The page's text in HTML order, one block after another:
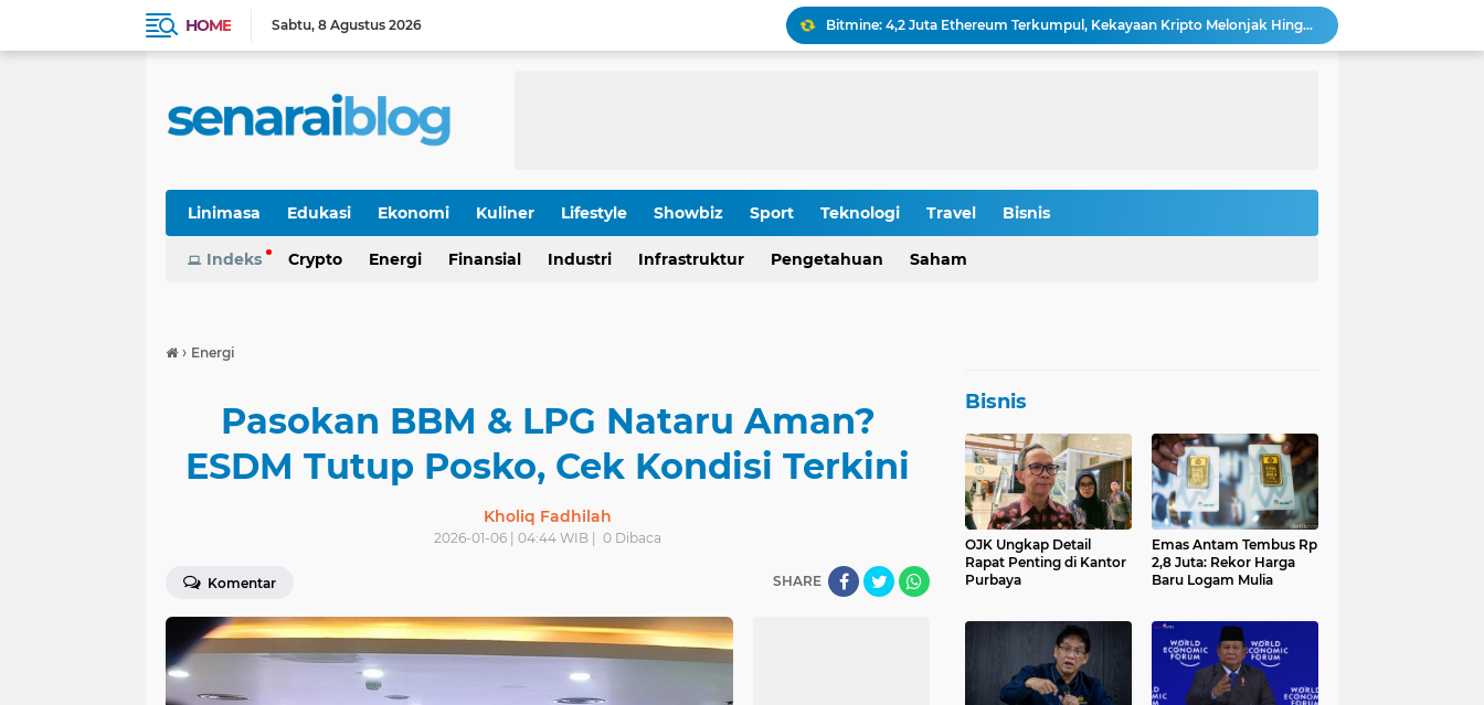
HOME Sabtu 8 Agustus 2026
Bitmine: 4,2 Juta Ethereum Terkumpul, Kekayaan Kripto Melonjak Hingga $14,5 Miliar
Keamanan Produksi Blok Rokan Diperketat Pasca Insiden Pipa Gas
OJK Ungkap Detail Rapat Penting di Kantor Purbaya
Rp 196,9 Triliun: Proyeksi Penerbitan Obligasi Korporasi di Tahun 2026
Linimasa Edukasi Ekonomi Kuliner Lifestyle Showbiz Sport Teknologi Travel Bisnis
Indeks Crypto Energi Finansial Industri Infrastruktur Pengetahuan Saham
› Energi
Pasokan BBM & LPG Nataru Aman?
ESDM Tutup Posko, Cek Kondisi Terkini
Kholiq Fadhilah
2026-01-06 | 04:44 WIB | 0 Dibaca
Komentar SHARE
Bisnis
OJK Ungkap Detail
Rapat Penting di Kantor
Purbaya
Emas Antam Tembus Rp
2,8 Juta: Rekor Harga
Baru Logam Mulia